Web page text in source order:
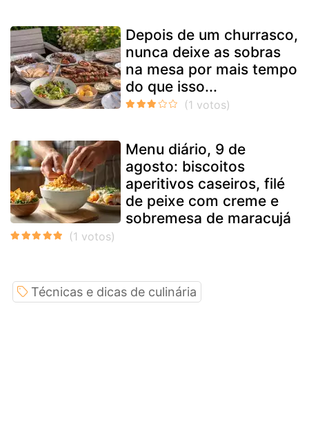
Depois de um churrasco,
nunca deixe as sobras
na mesa por mais tempo
do que isso...
Menu diário, 9 de
agosto: biscoitos
aperitivos caseiros, filé
de peixe com creme e
sobremesa de maracujá
Técnicas e dicas de culinária